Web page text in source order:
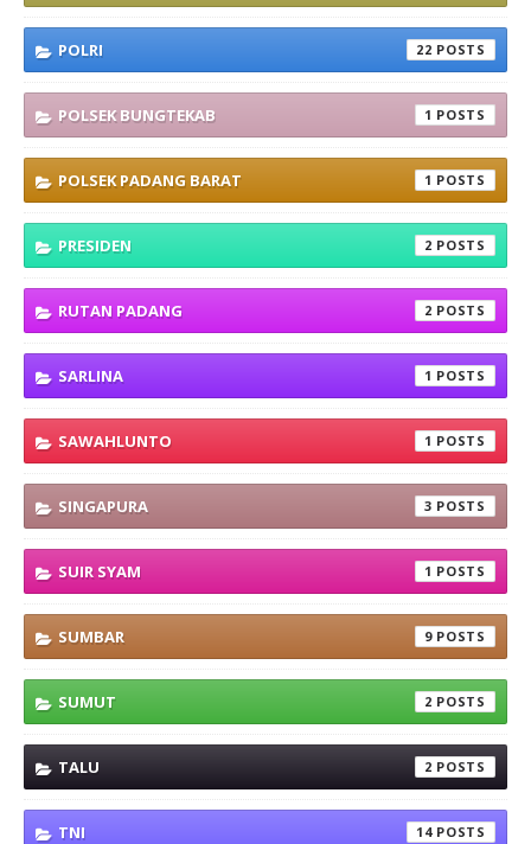
POLRI 22
POLSEK BUNGTEKAB 1
POLSEK PADANG BARAT 1
PRESIDEN 2
RUTAN PADANG 2
SARLINA 1
SAWAHLUNTO 1
SINGAPURA 3
SUIR SYAM 1
SUMBAR 9
SUMUT 2
TALU 2
TNI 14